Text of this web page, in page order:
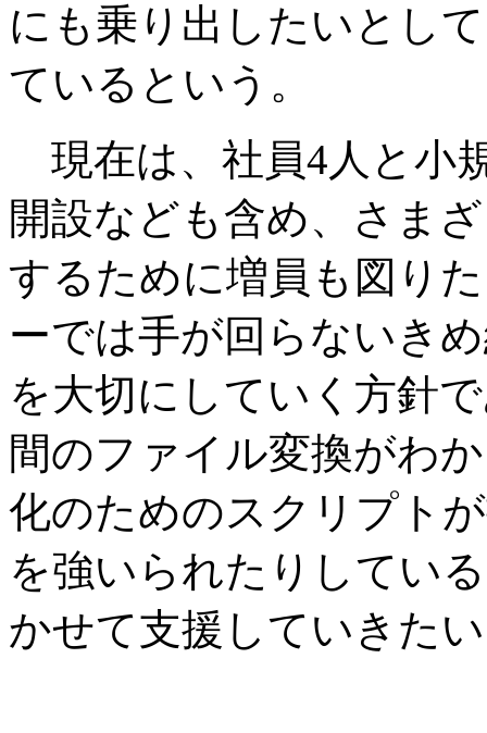
にも乗り出したいとし
ているという。
現在は、社員4人と小
開設なども含め、さま
するために増員も図り
ーでは手が回らないき
を大切にしていく方針
間のファイル変換がわ
化のためのスクリプト
を強いられたりしてい
かせて支援していきた